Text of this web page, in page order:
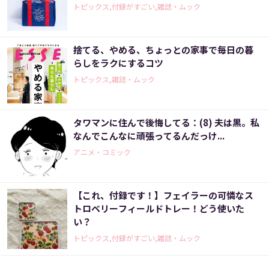
トピックス,付録がすごい,雑誌・ムック
捨てる、やめる、ちょっとの家事で毎日の暮
らしをラクにするコツ
トピックス,雑誌・ムック
タワマンに住んで後悔してる：(8) 夫は黒。私
なんでこんなに頑張ってるんだっけ...
アニメ・コミック
【これ、付録です！】フェイラーの可憐なス
トロベリーフィールドトレー！どう使いた
い？
トピックス,付録がすごい,雑誌・ムック